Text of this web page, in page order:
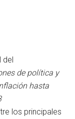
del
de política y
hasta
los principales